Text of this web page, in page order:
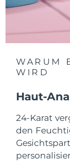
WARUM
WIRD
Haut-
24-Karat
den
Mexiko
Monaco
Neuseeland
Norwegen
Oman
Philippinen